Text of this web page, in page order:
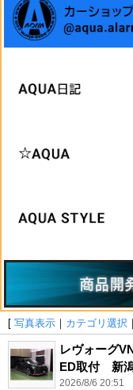
[ 写真表示 ｜ カテゴリ選択 ｜
レヴォーグ
ED取付 新
2026/8/6 20:51